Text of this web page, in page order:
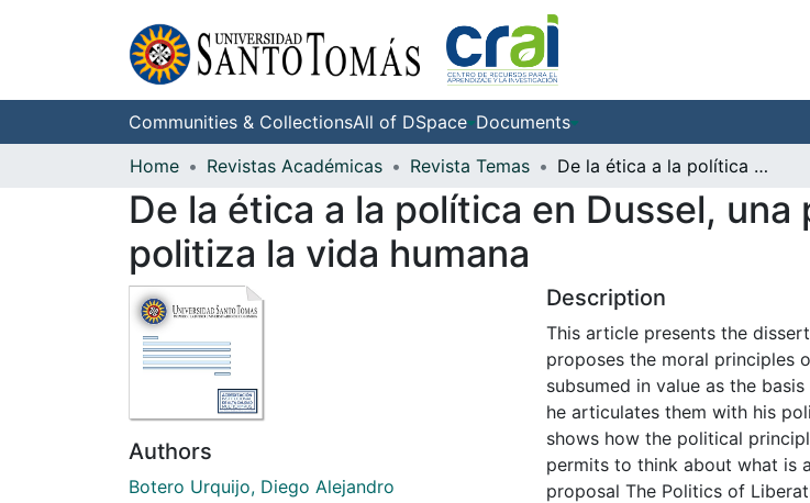
Communities & CollectionsAll of DSpace Documents
Home
Revistas Académicas Revista Temas De la ética a la política en Dussel, una propuesta democrática que politiza la vida humana
De la ética a la política en Dussel,
politiza la vida humana
Authors
Botero Urquijo, Diego Alejandro
Description
This article presents the
proposes the moral principles
subsumed in value as the
he articulates them with his
shows how the political
permits to think about what is
proposal The Politics of